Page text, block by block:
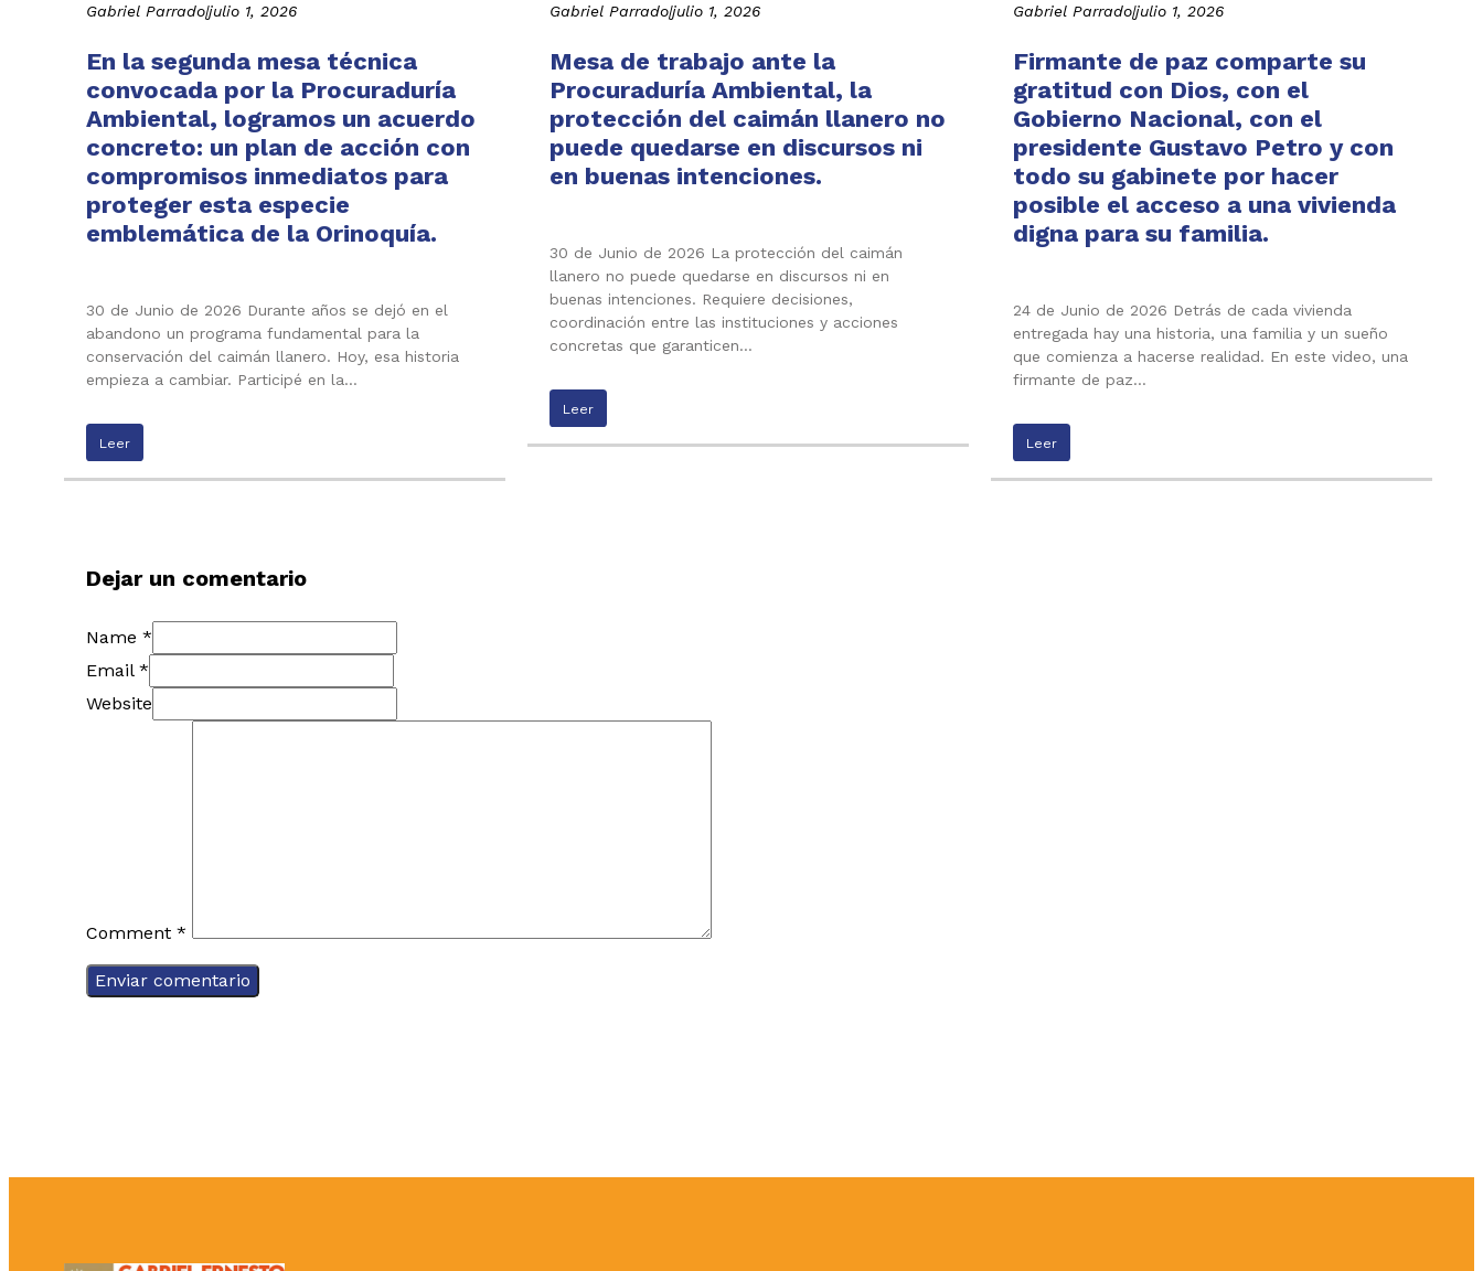
Gabriel Parrado|julio 1, 2026
En la segunda mesa técnica
convocada por la Procuraduría
Ambiental, logramos un acuerdo
concreto: un plan de acción con
compromisos inmediatos para
proteger esta especie
emblemática de la Orinoquía.
30 de Junio de 2026 Durante años se dejó en el
abandono un programa fundamental para la
conservación del caimán llanero. Hoy, esa historia
empieza a cambiar. Participé en la…
Leer
Gabriel Parrado|julio 1, 2026
Mesa de trabajo ante la
Procuraduría Ambiental, la
protección del caimán llanero no
puede quedarse en discursos ni
en buenas intenciones.
30 de Junio de 2026 La protección del caimán
llanero no puede quedarse en discursos ni en
buenas intenciones. Requiere decisiones,
coordinación entre las instituciones y acciones
concretas que garanticen…
Leer
Gabriel Parrado|julio 1, 2026
Firmante de paz comparte su
gratitud con Dios, con el
Gobierno Nacional, con el
presidente Gustavo Petro y con
todo su gabinete por hacer
posible el acceso a una vivienda
digna para su familia.
24 de Junio de 2026 Detrás de cada vivienda
entregada hay una historia, una familia y un sueño
que comienza a hacerse realidad. En este video, una
firmante de paz…
Leer
Dejar un comentario
Name *
Email *
Website
Comment *